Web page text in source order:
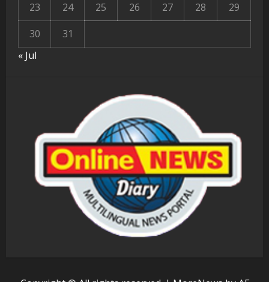
23
24 25 26 27 28
29
30
31
« Jul